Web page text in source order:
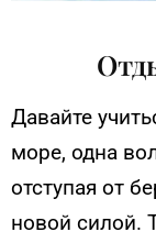
Давайте
море, одна
отступая от
новой силой.